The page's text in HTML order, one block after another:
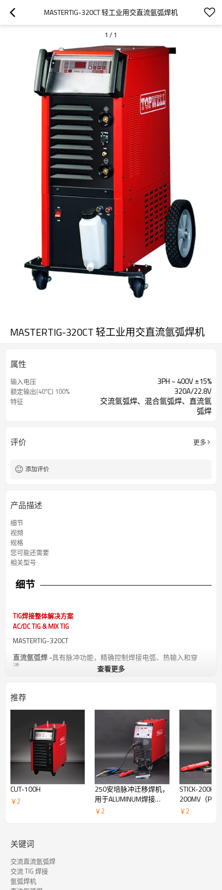
MASTERTIG-320CT 轻工业用交直流氩弧焊机
1 / 1
MASTERTIG-320CT 轻工业用交直流氩弧焊机
属性
输入电压 3PH ~ 400V ±15%
额定输出(40℃) 100% 320A/22.8V
特征
交流氩弧焊、混合氩弧焊、直流氩
弧焊
评价 更多
添加评价
产品描述
细节
视频
规格
您可能还需要
相关型号
细节
TIG焊接整体解决方案
AC/DC TIG & MIX TIG
MASTERTIG-320CT
直流氩弧焊 -具有脉冲功能，精确控制焊接电弧、热输入和穿
透。
流波形控制（平衡、频率和幅度）。
混合 TIG-在一个工作周期内同时具有交流电流和直流电流，电弧
可靠而强大的设计 -
320A@100% 占空比，适合轻工业工作。
查看更多
推荐
CUT-100H
￥2
250安培脉冲迁移焊机，
用于ALUMINUM焊接
ALUMIG-250P
￥2
STICK-200HD
200MV（PFC
￥2
关键词
交流直流氩弧焊
交流 TIG 焊接
氩弧焊机